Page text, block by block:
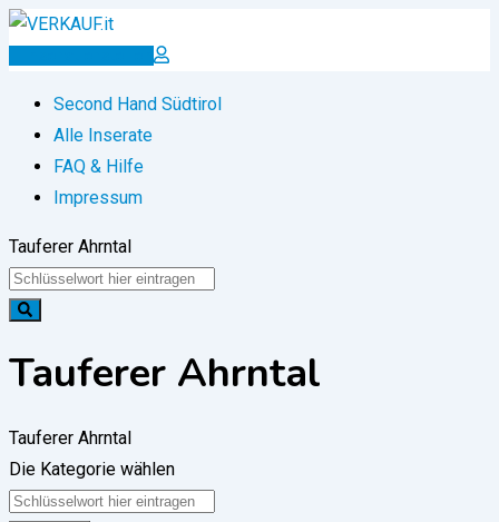
Zum
Inserat erstellen
Second Hand Südtirol
Alle Inserate
FAQ & Hilfe
Impressum
Tauferer Ahrntal
Tauferer Ahrntal
Tauferer Ahrntal
Die Kategorie wählen